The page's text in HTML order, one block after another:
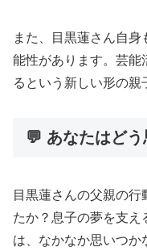
また、目黒蓮さん自
能性があります。芸能
るという新しい形の親
💬 あなたはどう
目黒蓮さんの父親の
たか？息子の夢を支え
は、なかなか思いつか